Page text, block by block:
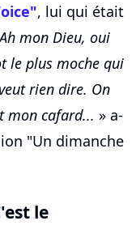
, lui qui était
Ah mon Dieu, oui
le plus moche qui
rien dire. On
mon cafard... » a-
"Un dimanche
le